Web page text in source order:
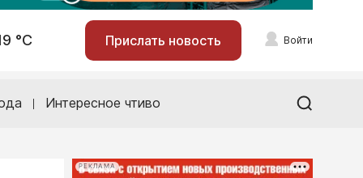
°С Прислать новость Войти
Интересное чтиво
РЕКЛАМА